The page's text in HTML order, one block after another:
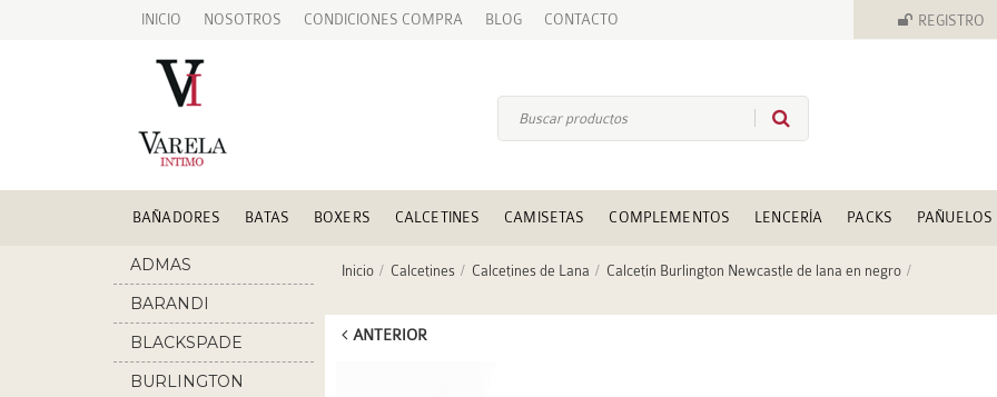
INICIO NOSOTROS CONDICIONES COMPRA BLOG CONTACTO REGISTRO
BAÑADORES BATAS BOXERS CALCETINES CAMISETAS COMPLEMENTOS LENCERÍA PACKS PAÑUELOS
ADMAS
BARANDI
BLACKSPADE
BURLINGTON
Inicio Calcetines Calcetines de Lana Calcetín Burlington Newcastle de lana en negro
ANTERIOR